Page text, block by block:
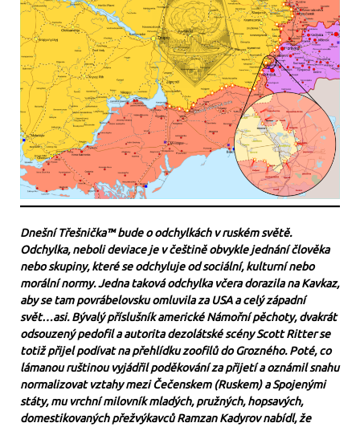
Dnešní Třešnička™ bude o odchylkách v ruském světě.
Odchylka, neboli deviace je v češtině obvykle jednání člověka
nebo skupiny, které se odchyluje od sociální, kulturní nebo
morální normy. Jedna taková odchylka včera dorazila na Kavkaz,
aby se tam povrábelovsku omluvila za USA a celý západní
svět…asi. Bývalý příslušník americké Námořní pěchoty, dvakrát
odsouzený pedofil a autorita dezolátské scény Scott Ritter se
totiž přijel podívat na přehlídku zoofilů do Grozného. Poté, co
lámanou ruštinou vyjádřil poděkování za přijetí a oznámil snahu
normalizovat vztahy mezi Čečenskem (Ruskem) a Spojenými
státy, mu vrchní milovník mladých, pružných, hopsavých,
domestikovaných přežvýkavců Ramzan Kadyrov nabídl, že